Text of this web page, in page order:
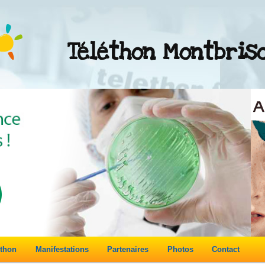
Téléthon
Manifestations Partenaires Photos Contact